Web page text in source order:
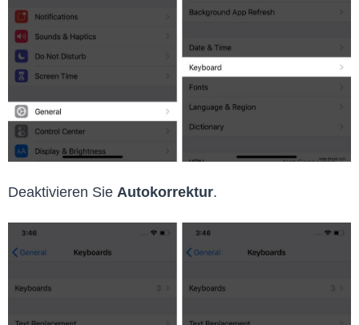
Deaktivieren Sie Autokorrektur.